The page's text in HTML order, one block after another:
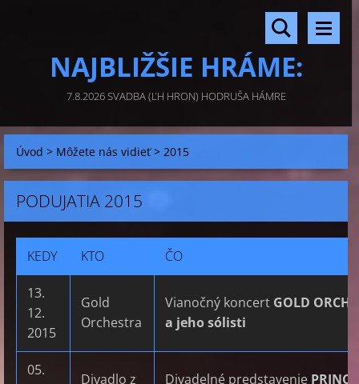
NAJBLIŽŠIE HRÁME:
7.8.2026 SVADBA (ĽH HRON) HODRUŠA HÁMRE
Úvod > Môžete nás vidieť > 2015
PODUJATIA 2015
KEDY KTO ČO
13.
12.
2015
Gold
Orchestra
Vianočný koncert GOLD
a jeho sólisti
05.
Divadlo z
Divadelné predstavenie PRINC